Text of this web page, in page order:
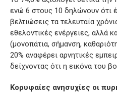
ενώ 6 στους 10 δηλώνουν ότι
βελτιώσεις τα τελευταία
εθελοντικές ενέργειες, αλλά
(μονοπάτια, σήμανση,
20% αναφέρει αρνητικές
δείχνοντας ότι η εικόνα του
Κορυφαίες ανησυχίες οι